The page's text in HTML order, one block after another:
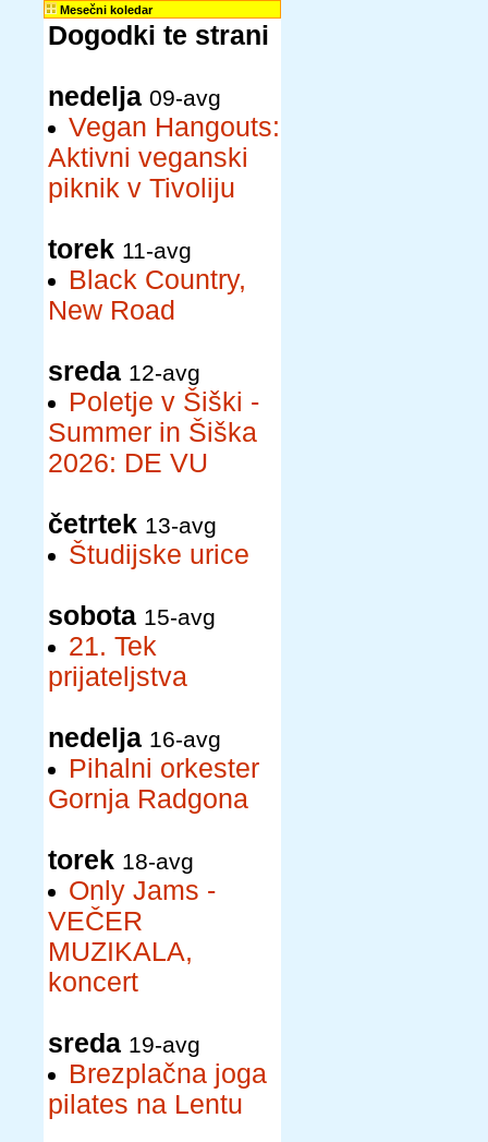
Mesečni koledar
Dogodki te strani
nedelja 09-avg
Vegan Hangouts:
Aktivni veganski
piknik v Tivoliju
torek 11-avg
Black Country,
New Road
sreda 12-avg
Poletje v Šiški -
Summer in Šiška
2026: DE VU
četrtek 13-avg
Študijske urice
sobota 15-avg
21. Tek
prijateljstva
nedelja 16-avg
Pihalni orkester
Gornja Radgona
torek 18-avg
Only Jams -
VEČER
MUZIKALA,
koncert
sreda 19-avg
Brezplačna joga
pilates na Lentu